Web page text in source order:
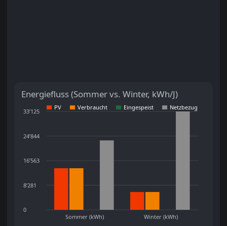
Energiefluss (Sommer vs. Winter, kWh/J)